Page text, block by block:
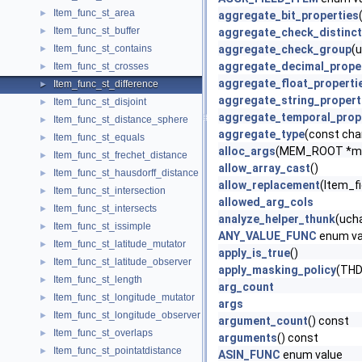
► Item_func_st_area
► Item_func_st_buffer
► Item_func_st_contains
► Item_func_st_crosses
► Item_func_st_difference
► Item_func_st_disjoint
► Item_func_st_distance_sphere
► Item_func_st_equals
► Item_func_st_frechet_distance
► Item_func_st_hausdorff_distance
► Item_func_st_intersection
► Item_func_st_intersects
► Item_func_st_issimple
► Item_func_st_latitude_mutator
► Item_func_st_latitude_observer
► Item_func_st_length
► Item_func_st_longitude_mutator
► Item_func_st_longitude_observer
► Item_func_st_overlaps
► Item_func_st_pointatdistance
aggregate_bit_properties
aggregate_check_distinct
aggregate_check_group
aggregate_type(const
alloc_args(MEM_ROOT
allow_array_cast()
allow_replacement
allowed_arg_cols
analyze_helper_thunk
ANY_VALUE_FUNC enum
apply_is_true()
apply_masking_policy
arg_count
args
argument_count() const
arguments() const
ASIN_FUNC enum value